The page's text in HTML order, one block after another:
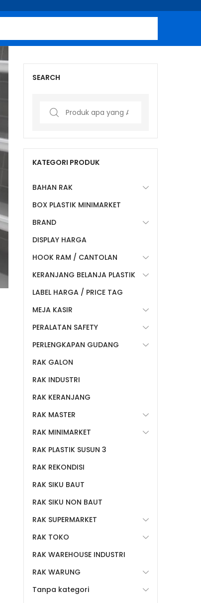
SEARCH
Search
KATEGORI PRODUK
BAHAN RAK
BOX PLASTIK MINIMARKET
BRAND
DISPLAY HARGA
HOOK RAM / CANTOLAN
KERANJANG BELANJA PLASTIK
LABEL HARGA / PRICE TAG
MEJA KASIR
PERALATAN SAFETY
PERLENGKAPAN GUDANG
RAK GALON
RAK INDUSTRI
RAK KERANJANG
RAK MASTER
RAK MINIMARKET
RAK PLASTIK SUSUN 3
RAK REKONDISI
RAK SIKU BAUT
RAK SIKU NON BAUT
RAK SUPERMARKET
RAK TOKO
RAK WAREHOUSE INDUSTRI
RAK WARUNG
Tanpa kategori